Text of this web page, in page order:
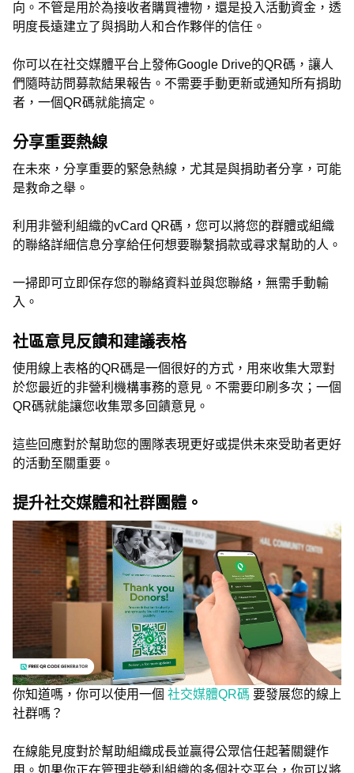
向。不管是用於為接收者購買禮物，還是投入活動資金，透
明度長遠建立了與捐助人和合作夥伴的信任。
你可以在社交媒體平台上發佈Google Drive的QR碼，讓人
們隨時訪問募款結果報告。不需要手動更新或通知所有捐助
者，一個QR碼就能搞定。
分享重要熱線
在未來，分享重要的緊急熱線，尤其是與捐助者分享，可能
是救命之舉。
利用非營利組織的vCard QR碼，您可以將您的群體或組織
的聯絡詳細信息分享給任何想要聯繫捐款或尋求幫助的人。
一掃即可立即保存您的聯絡資料並與您聯絡，無需手動輸
入。
社區意見反饋和建議表格
使用線上表格的QR碼是一個很好的方式，用來收集大眾對
於您最近的非營利機構事務的意見。不需要印刷多次；一個
QR碼就能讓您收集眾多回饋意見。
這些回應對於幫助您的團隊表現更好或提供未來受助者更好
的活動至關重要。
提升社交媒體和社群團體。
你知道嗎，你可以使用一個 社交媒體QR碼 要發展您的線上
社群嗎？
在線能見度對於幫助組織成長並贏得公眾信任起著關鍵作
用。如果你正在管理非營利組織的多個社交平台，你可以將